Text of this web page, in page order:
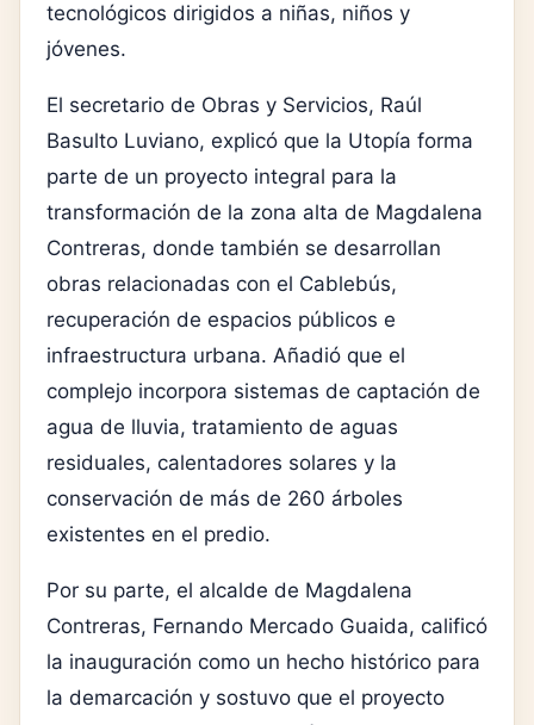
tecnológicos dirigidos a niñas, niños y
jóvenes.
El secretario de Obras y Servicios, Raúl
Basulto Luviano, explicó que la Utopía forma
parte de un proyecto integral para la
transformación de la zona alta de Magdalena
Contreras, donde también se desarrollan
obras relacionadas con el Cablebús,
recuperación de espacios públicos e
infraestructura urbana. Añadió que el
complejo incorpora sistemas de captación de
agua de lluvia, tratamiento de aguas
residuales, calentadores solares y la
conservación de más de 260 árboles
existentes en el predio.
Por su parte, el alcalde de Magdalena
Contreras, Fernando Mercado Guaida, calificó
la inauguración como un hecho histórico para
la demarcación y sostuvo que el proyecto